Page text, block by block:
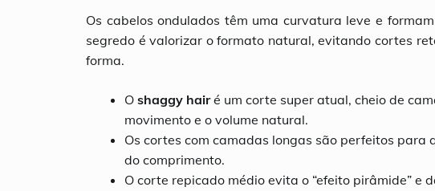
Os cabelos ondulados têm uma curvatura leve e
segredo é valorizar o formato natural, evitando cortes
forma.
O shaggy hairé um corte super atual, cheio de
movimento e o volume natural.
Os cortes com camadas longas são perfeitos para
do comprimento.
O corte repicado médio evita o “efeito pirâmide” e